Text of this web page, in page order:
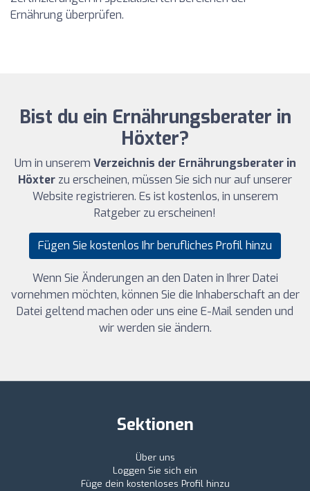
Ernährung überprüfen.
Bist du ein Ernährungsberater in
Höxter?
Um in unserem Verzeichnis der Ernährungsberater in
Höxter zu erscheinen, müssen Sie sich nur auf unserer
Website registrieren. Es ist kostenlos, in unserem
Ratgeber zu erscheinen!
Fügen Sie kostenlos Ihr berufliches Profil hinzu
Wenn Sie Änderungen an den Daten in Ihrer Datei
vornehmen möchten, können Sie die Inhaberschaft an der
Datei geltend machen oder uns eine E-Mail senden und
wir werden sie ändern.
Sektionen
Über uns
Loggen Sie sich ein
Füge dein kostenloses Profil hinzu